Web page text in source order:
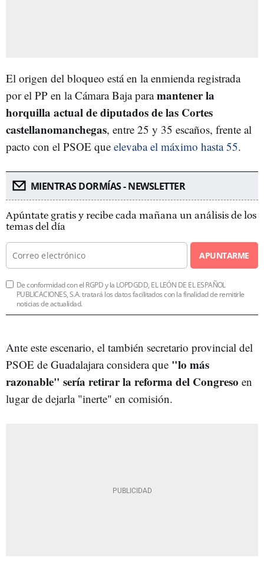
El origen del bloqueo está en la enmienda registrada
por el PP en la Cámara Baja paramantener la
horquilla actual de diputados de las Cortes
castellanomanchegas, entre 25 y 35 escaños, frente al
pacto con el PSOE que elevaba el máximo hasta 55.
MIENTRAS DORMÍAS - NEWSLETTER
Apúntate gratis y recibe cada mañana un análisis de los
temas del día
APUNTARME
De conformidad con el RGPD y la LOPDGDD, EL LEÓN DE EL ESPAÑOL
PUBLICACIONES, S.A. tratará los datos facilitados con la finalidad de remitirle
noticias de actualidad.
Ante este escenario, el también secretario provincial del
PSOE de Guadalajara considera que "lo más
razonable" sería retirar la reforma del Congreso en
lugar de dejarla "inerte" en comisión.